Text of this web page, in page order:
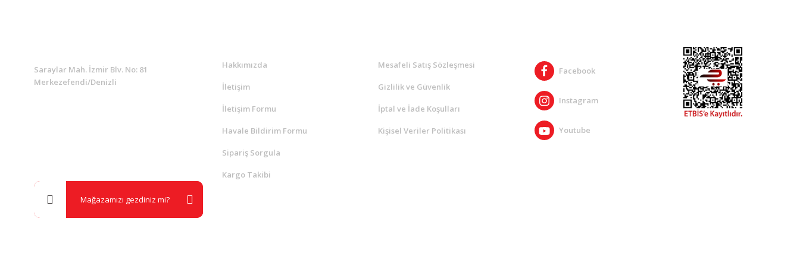
Saraylar Mah. İzmir Blv. No: 81
Merkezefendi/Denizli
Mağazamızı gezdiniz mi?
Hakkımızda
İletişim
İletişim Formu
Havale Bildirim Formu
Sipariş Sorgula
Kargo Takibi
Mesafeli Satış Sözleşmesi
Gizlilik ve Güvenlik
İptal ve İade Koşulları
Kişisel Veriler Politikası
Facebook
Instagram
Youtube